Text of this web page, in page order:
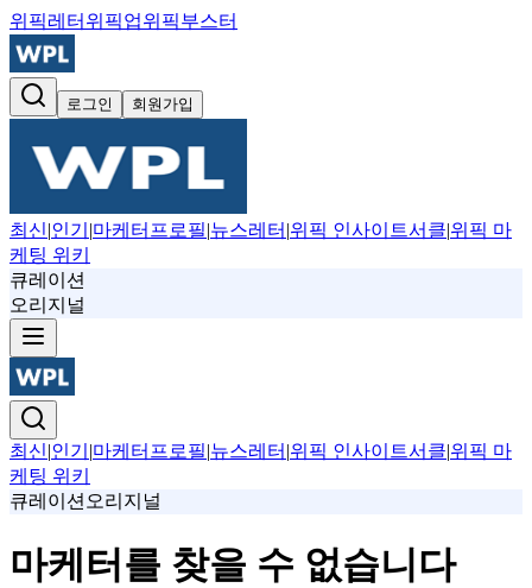
위픽레터 위픽업위픽부스터
로그인 회원가입
최신|인기 |마케터프로필|뉴스레터 |위픽 인사이트서클|위픽 마
케팅 위키
큐레이션
오리지널
최신|인기 |마케터프로필|뉴스레터 |위픽 인사이트서클|위픽 마
케팅 위키
큐레이션 오리지널
마케터를 찾을 수 없습니다